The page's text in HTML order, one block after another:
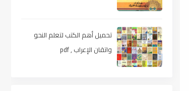
تحميل أهم الكتب لتعلم النحو
واتقان الإعراب , pdf